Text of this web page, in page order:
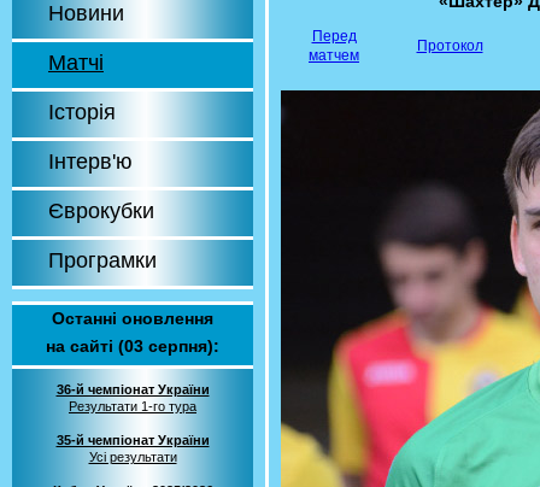
Новини
Матчі
Історія
Інтерв'ю
Єврокубки
Програмки
Останні оновлення
на сайті (03 серпня):
36-й чемпіонат України
Результати 1-го тура
35-й чемпіонат України
Усі результати
Перед
матчем
Протокол